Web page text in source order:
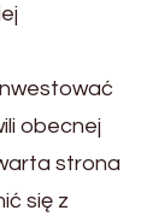
obecnej
strona
się z